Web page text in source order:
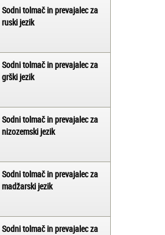
Sodni tolmač in prevajalec za
ruski jezik
Sodni tolmač in prevajalec za
grški jezik
Sodni tolmač in prevajalec za
nizozemski jezik
Sodni tolmač in prevajalec za
madžarski jezik
Sodni tolmač in prevajalec za